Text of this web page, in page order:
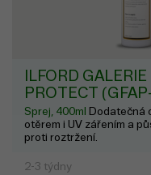
ILFORD
PROTECT
Sprej, 400ml Dodatečná
otěrem i UV zářením a
proti roztržení.
2-3 týdny